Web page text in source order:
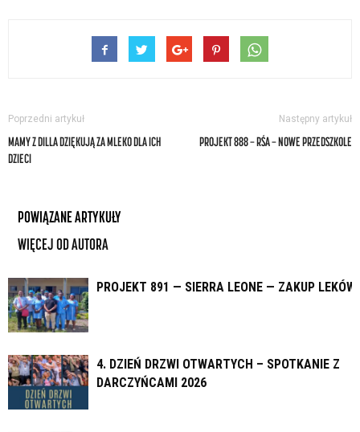
Poprzedni artykuł
MAMY Z DILLA DZIĘKUJĄ ZA MLEKO DLA ICH
DZIECI
Następny artykuł
PROJEKT 888 — RŚA — NOWE PRZEDSZKOLE
POWIĄZANE ARTYKUŁY
WIĘCEJ OD AUTORA
PROJEKT 891 — SIERRA LEONE — ZAKUP LEKÓW
4. DZIEŃ DRZWI OTWARTYCH – SPOTKANIE Z
DARCZYŃCAMI 2026